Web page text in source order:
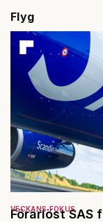
Flyg
Förarlöst SAS
VECKANS FOKUS